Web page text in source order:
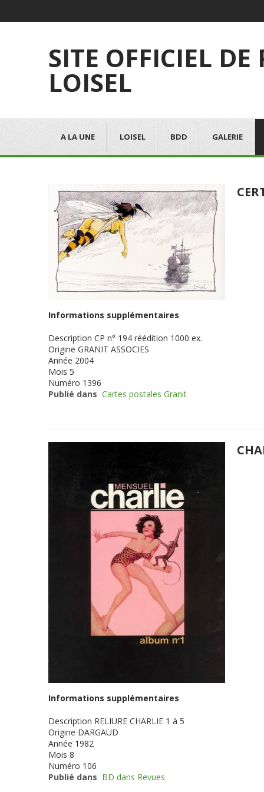
SITE OFFICIEL DE
LOISEL
A LA UNE LOISEL BDD GALERIE
Informations supplémentaires
Description CP n° 194 réédition 1000 ex.
Origine GRANIT ASSOCIES
Année 2004
Mois 5
Numéro 1396
Publié dans Cartes postales Granit
Informations supplémentaires
Description RELIURE CHARLIE 1 à 5
Origine DARGAUD
Année 1982
Mois 8
Numéro 106
Publié dans BD dans Revues